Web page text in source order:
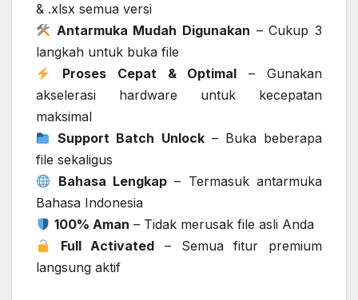
& .xlsx semua versi
Antarmuka Mudah Digunakan – Cukup 3
langkah untuk buka file
Proses Cepat & Optimal – Gunakan
akselerasi hardware untuk kecepatan
maksimal
Support Batch Unlock– Buka beberapa
file sekaligus
Bahasa Lengkap– Termasuk antarmuka
Bahasa Indonesia
100% Aman – Tidak merusak file asli Anda
Full Activated – Semua fitur premium
langsung aktif